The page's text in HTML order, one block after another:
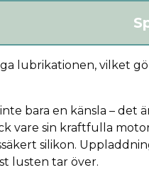
lubrikationen, vilket
bara en känsla – det
vare sin kraftfulla
silikon.
lusten tar över.